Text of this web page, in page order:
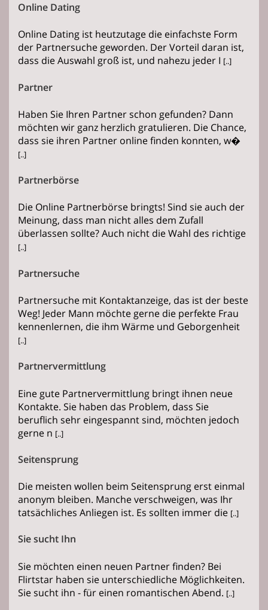
Online Dating
Online Dating ist heutzutage die einfachste Form
der Partnersuche geworden. Der Vorteil daran ist,
dass die Auswahl groß ist, und nahezu jeder I [..]
Partner
Haben Sie Ihren Partner schon gefunden? Dann
möchten wir ganz herzlich gratulieren. Die Chance,
dass sie ihren Partner online finden konnten, w�
[..]
Partnerbörse
Die Online Partnerbörse bringts! Sind sie auch der
Meinung, dass man nicht alles dem Zufall
überlassen sollte? Auch nicht die Wahl des richtige
[..]
Partnersuche
Partnersuche mit Kontaktanzeige, das ist der beste
Weg! Jeder Mann möchte gerne die perfekte Frau
kennenlernen, die ihm Wärme und Geborgenheit
[..]
Partnervermittlung
Eine gute Partnervermittlung bringt ihnen neue
Kontakte. Sie haben das Problem, dass Sie
beruflich sehr eingespannt sind, möchten jedoch
gerne n [..]
Seitensprung
Die meisten wollen beim Seitensprung erst einmal
anonym bleiben. Manche verschweigen, was Ihr
tatsächliches Anliegen ist. Es sollten immer die [..]
Sie sucht Ihn
Sie möchten einen neuen Partner finden? Bei
Flirtstar haben sie unterschiedliche Möglichkeiten.
Sie sucht ihn - für einen romantischen Abend. [..]